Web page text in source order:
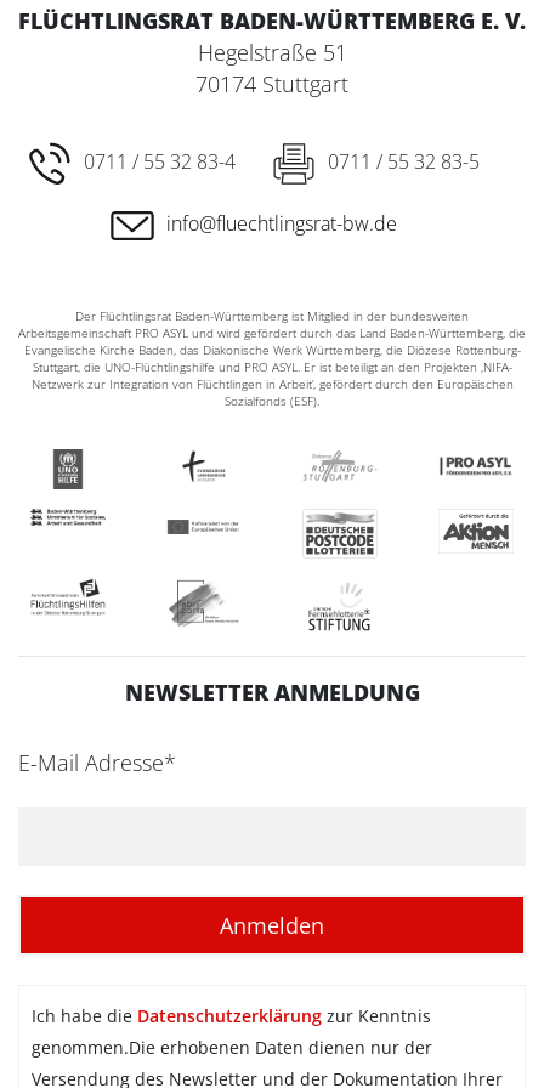
FLÜCHTLINGSRAT BADEN-WÜRTTEMBERG E. V.
Hegelstraße 51
70174 Stuttgart
0711 / 55 32 83-4 0711 / 55 32 83-5
info@fluechtlingsrat-bw.de
Der Flüchtlingsrat Baden-Württemberg ist Mitglied in der bundesweiten
Arbeitsgemeinschaft PRO ASYL und wird gefördert durch das Land Baden-Württemberg, die
Evangelische Kirche Baden, das Diakonische Werk Württemberg, die Diözese Rottenburg-
Stuttgart, die UNO-Flüchtlingshilfe und PRO ASYL. Er ist beteiligt an den Projekten ‚NIFA-
Netzwerk zur Integration von Flüchtlingen in Arbeit‘, gefördert durch den Europäischen
Sozialfonds (ESF).
NEWSLETTER ANMELDUNG
E-Mail Adresse*
Ich habe die Datenschutzerklärung zur Kenntnis
genommen.Die erhobenen Daten dienen nur der
Versendung des Newsletter und der Dokumentation Ihrer